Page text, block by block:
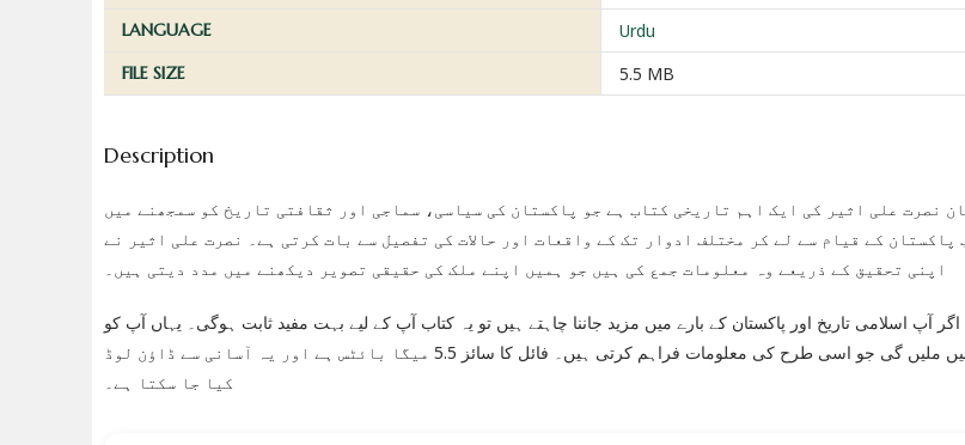
LANGUAGE Urdu
FILE SIZE 5.5 MB
Description
نصرت علی اثیر کی ایک اہم تاریخی کتاب ہے جو پاکستان کی سیاسی، سماجی اور ثقافتی تاریخ کو سمجھنے میں
پاکستان کے قیام سے لے کر مختلف ادوار تک کے واقعات اور حالات کی تفصیل سے بات کرتی ہے۔ نصرت علی اثیر نے
اپنی تحقیق کے ذریعے وہ معلومات جمع کی ہیں جو ہمیں اپنے ملک کی حقیقی تصویر دیکھنے میں مدد دیتی ہیں۔
زمرے میں اور بھی کتابیں ملیں گی جو اسی طرح کی معلومات فراہم کرتی ہیں۔ فائل کا سائز 5.5 میگا بائٹس ہے اور یہ آسانی سے ڈاؤن لوڈ
کیا جا سکتا ہے۔